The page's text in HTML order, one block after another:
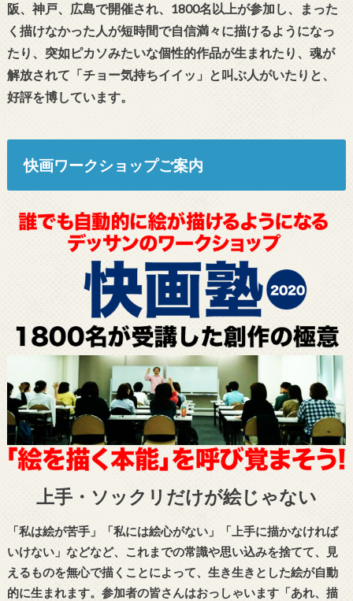
阪、神戸、広島で開催され、1800名以上が参加し、まった
く描けなかった人が短時間で自信満々に描けるようになっ
たり、突如ピカソみたいな個性的作品が生まれたり、魂が
解放されて「チョー気持ちイイッ」と叫ぶ人がいたりと、
好評を博しています。
快画ワークショップご案内
上手・ソックリだけが絵じゃない
「私は絵が苦手」「私には絵心がない」「上手に描かなければ
いけない」などなど、これまでの常識や思い込みを捨てて、見
えるものを無心で描くことによって、生き生きとした絵が自動
的に生まれます。参加者の皆さんはおっしゃいます「あれ、描